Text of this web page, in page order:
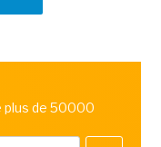
plus de 50000